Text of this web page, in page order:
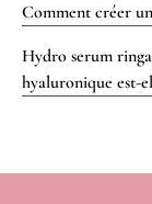
Comment créer
Hydro serum
hyaluronique est-